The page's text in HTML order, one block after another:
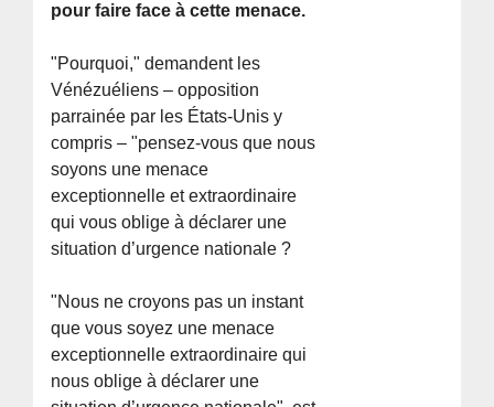
pour faire face à cette menace.
"Pourquoi," demandent les
Vénézuéliens – opposition
parrainée par les États-Unis y
compris – "pensez-vous que nous
soyons une menace
exceptionnelle et extraordinaire
qui vous oblige à déclarer une
situation d’urgence nationale ?
"Nous ne croyons pas un instant
que vous soyez une menace
exceptionnelle extraordinaire qui
nous oblige à déclarer une